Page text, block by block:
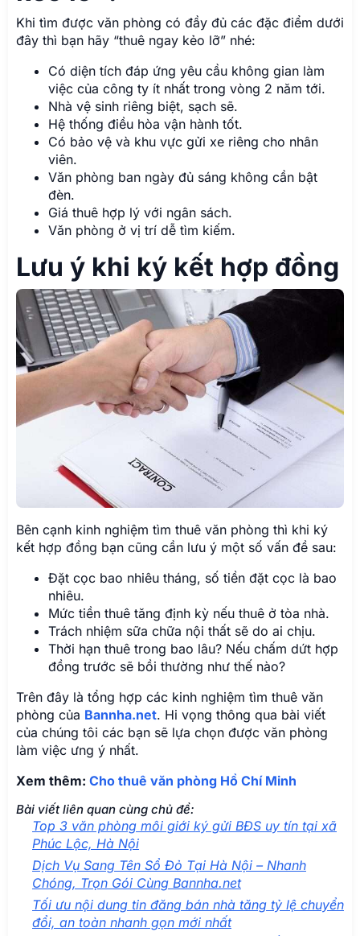
Khi tìm được văn phòng có đầy đủ các đặc điểm dưới
đây thì bạn hãy “thuê ngay kẻo lỡ” nhé:
Có diện tích đáp ứng yêu cầu không gian làm
việc của công ty ít nhất trong vòng 2 năm tới.
Nhà vệ sinh riêng biệt, sạch sẽ.
Hệ thống điều hòa vận hành tốt.
Có bảo vệ và khu vực gửi xe riêng cho nhân
viên.
Văn phòng ban ngày đủ sáng không cần bật
đèn.
Giá thuê hợp lý với ngân sách.
Văn phòng ở vị trí dễ tìm kiếm.
Lưu ý khi ký kết hợp đồng
Bên cạnh kinh nghiệm tìm thuê văn phòng thì khi ký
kết hợp đồng bạn cũng cần lưu ý một số vấn đề sau:
Đặt cọc bao nhiêu tháng, số tiền đặt cọc là bao
nhiêu.
Mức tiền thuê tăng định kỳ nếu thuê ở tòa nhà.
Trách nhiệm sữa chữa nội thất sẽ do ai chịu.
Thời hạn thuê trong bao lâu? Nếu chấm dứt hợp
đồng trước sẽ bồi thường như thế nào?
Trên đây là tổng hợp các kinh nghiệm tìm thuê văn
phòng của Bannha.net. Hi vọng thông qua bài viết
của chúng tôi các bạn sẽ lựa chọn được văn phòng
làm việc ưng ý nhất.
Xem thêm: Cho thuê văn phòng Hồ Chí Minh
Bài viết liên quan cùng chủ đề:
Top 3 văn phòng môi giới ký gửi BĐS uy tín tại xã
Phúc Lộc, Hà Nội
Dịch Vụ Sang Tên Sổ Đỏ Tại Hà Nội – Nhanh
Chóng, Trọn Gói Cùng Bannha.net
Tối ưu nội dung tin đăng bán nhà tăng tỷ lệ chuyển
đổi, an toàn nhanh gọn mới nhất